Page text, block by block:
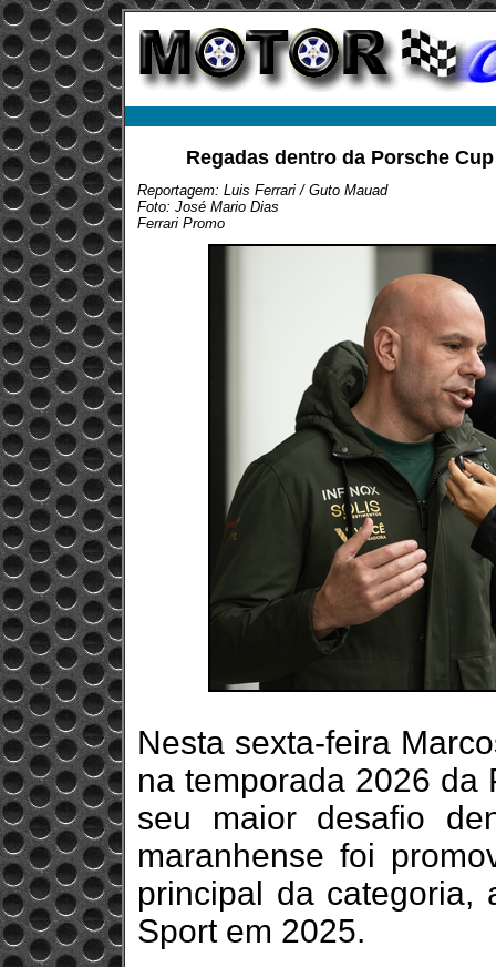
Regadas dentro da Porsche
Reportagem: Luis Ferrari / Guto Mauad
Foto: José Mario Dias
Ferrari Promo
Nesta sexta-feira
na temporada 2026 da
seu maior desafio
maranhense foi
principal da categoria,
Sport em 2025.